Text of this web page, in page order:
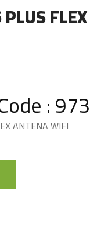
:
ANTENA WIFI